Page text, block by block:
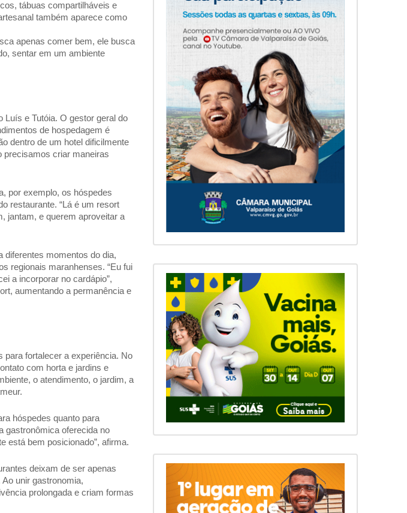
tábuas compartilháveis e
também aparece como
apenas comer bem, ele busca
sentar em um ambiente
Luís e Tutóia. O gestor geral do
de hospedagem é
dentro de um hotel dificilmente
precisamos criar maneiras
por exemplo, os hóspedes
restaurante. “Lá é um resort
jantam, e querem aproveitar a
diferentes momentos do dia,
regionais maranhenses. “Eu fui
a incorporar no cardápio”,
aumentando a permanência e
fortalecer a experiência. No
com horta e jardins e
o atendimento, o jardim, a
hóspedes quanto para
gastronômica oferecida no
está bem posicionado”, afirma.
deixam de ser apenas
unir gastronomia,
prolongada e criam formas